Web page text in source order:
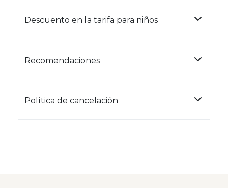
Descuento en la tarifa para niños
Recomendaciones
Política de cancelación